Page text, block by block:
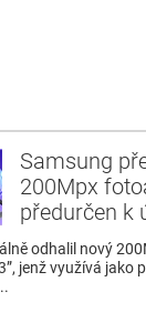
Samsung
200Mpx
předurčen k
odhalil nový
jenž využívá jako